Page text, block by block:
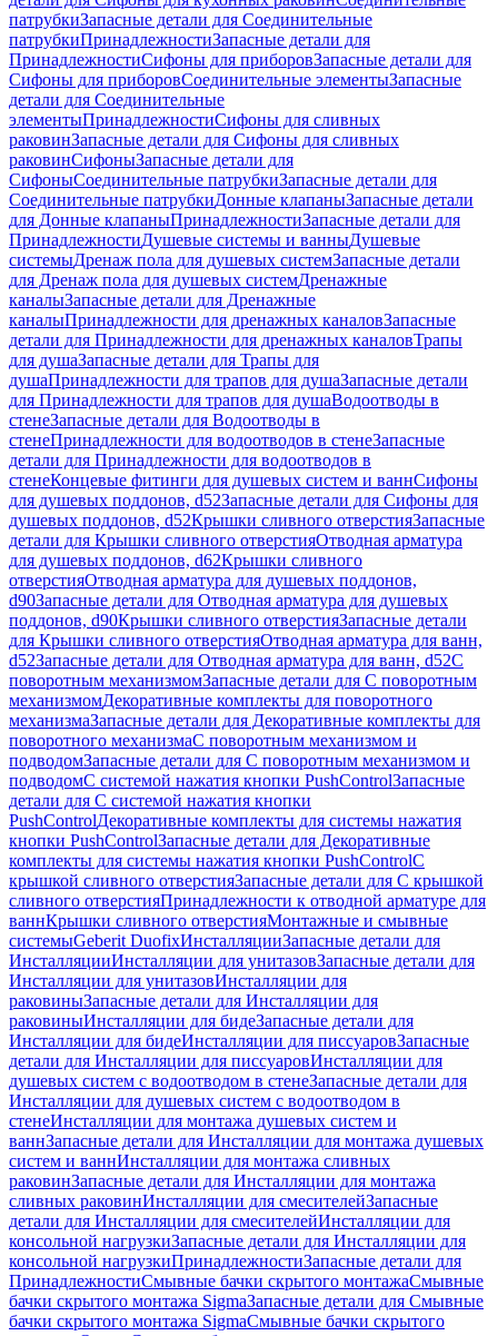
патрубкиЗапасные детали для Соединительные
патрубкиПринадлежностиЗапасные детали для
ПринадлежностиСифоны для приборовЗапасные детали для
Сифоны для приборовСоединительные элементыЗапасные
детали для Соединительные
элементыПринадлежностиСифоны для сливных
раковинЗапасные детали для Сифоны для сливных
раковинСифоныЗапасные детали для
СифоныСоединительные патрубкиЗапасные детали для
Соединительные патрубкиДонные клапаныЗапасные детали
для Донные клапаныПринадлежностиЗапасные детали для
ПринадлежностиДушевые системы и ванныДушевые
системыДренаж пола для душевых системЗапасные детали
для Дренаж пола для душевых системДренажные
каналыЗапасные детали для Дренажные
каналыПринадлежности для дренажных каналовЗапасные
детали для Принадлежности для дренажных каналовТрапы
для душаЗапасные детали для Трапы для
душаПринадлежности для трапов для душаЗапасные детали
для Принадлежности для трапов для душаВодоотводы в
стенеЗапасные детали для Водоотводы в
стенеПринадлежности для водоотводов в стенеЗапасные
детали для Принадлежности для водоотводов в
стенеКонцевые фитинги для душевых систем и ваннСифоны
для душевых поддонов, d52Запасные детали для Сифоны для
душевых поддонов, d52Крышки сливного отверстияЗапасные
детали для Крышки сливного отверстияОтводная арматура
для душевых поддонов, d62Крышки сливного
отверстияОтводная арматура для душевых поддонов,
d90Запасные детали для Отводная арматура для душевых
поддонов, d90Крышки сливного отверстияЗапасные детали
для Крышки сливного отверстияОтводная арматура для ванн,
d52Запасные детали для Отводная арматура для ванн, d52С
поворотным механизмомЗапасные детали для С поворотным
механизмомДекоративные комплекты для поворотного
механизмаЗапасные детали для Декоративные комплекты для
поворотного механизмаС поворотным механизмом и
подводомЗапасные детали для С поворотным механизмом и
подводомС системой нажатия кнопки PushControlЗапасные
детали для С системой нажатия кнопки
PushControlДекоративные комплекты для системы нажатия
кнопки PushControlЗапасные детали для Декоративные
комплекты для системы нажатия кнопки PushControlС
крышкой сливного отверстияЗапасные детали для С крышкой
сливного отверстияПринадлежности к отводной арматуре для
ваннКрышки сливного отверстияМонтажные и смывные
системыGeberit DuofixИнсталляцииЗапасные детали для
ИнсталляцииИнсталляции для унитазовЗапасные детали для
Инсталляции для унитазовИнсталляции для
раковиныЗапасные детали для Инсталляции для
раковиныИнсталляции для бидеЗапасные детали для
Инсталляции для бидеИнсталляции для писсуаровЗапасные
детали для Инсталляции для писсуаровИнсталляции для
душевых систем с водоотводом в стенеЗапасные детали для
Инсталляции для душевых систем с водоотводом в
стенеИнсталляции для монтажа душевых систем и
ваннЗапасные детали для Инсталляции для монтажа душевых
систем и ваннИнсталляции для монтажа сливных
раковинЗапасные детали для Инсталляции для монтажа
сливных раковинИнсталляции для смесителейЗапасные
детали для Инсталляции для смесителейИнсталляции для
консольной нагрузкиЗапасные детали для Инсталляции для
консольной нагрузкиПринадлежностиЗапасные детали для
ПринадлежностиСмывные бачки скрытого монтажаСмывные
бачки скрытого монтажа SigmaЗапасные детали для Смывные
бачки скрытого монтажа SigmaСмывные бачки скрытого